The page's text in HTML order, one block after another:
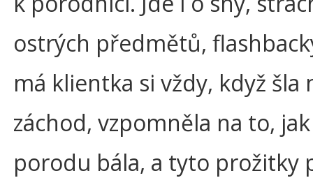
ostrých předmětů,
má klientka si vždy, když šla
záchod, vzpomněla na to,
porodu bála, a tyto prožitky